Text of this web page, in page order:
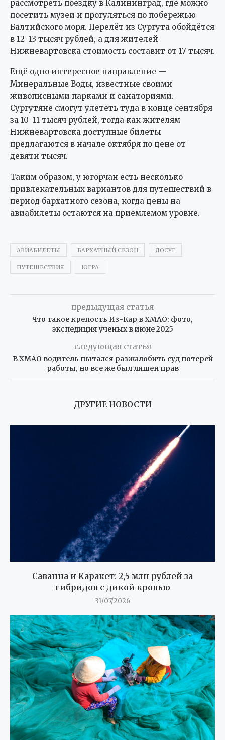
рассмотреть поездку в Калининград, где можно
посетить музеи и прогуляться по побережью
Балтийского моря. Перелёт из Сургута обойдётся
в 12–13 тысяч рублей, а для жителей
Нижневартовска стоимость составит от 17 тысяч.
Ещё одно интересное направление —
Минеральные Воды, известные своими
живописными парками и санаториями.
Сургутяне смогут улететь туда в конце сентября
за 10–11 тысяч рублей, тогда как жителям
Нижневартовска доступные билеты
предлагаются в начале октября по цене от
девяти тысяч.
Таким образом, у югорчан есть несколько
привлекательных вариантов для путешествий в
период бархатного сезона, когда цены на
авиабилеты остаются на приемлемом уровне.
АВИАБИЛЕТЫ БАРХАТНЫЙ СЕЗОН ДОСУГ
ПУТЕШЕСТВИЯ ЮГРА
предыдущая статья
Что такое крепость Из-Кар в ХМАО: фото,
экспедиция ученых в июне 2025
следующая статья
В ХМАО водитель пытался разжалобить суд потерей
работы, но все же был лишен прав
ДРУГИЕ НОВОСТИ
Саванна и Каракет: 2,5 млн рублей за
гибридов с дикой кровью
31/07/2026